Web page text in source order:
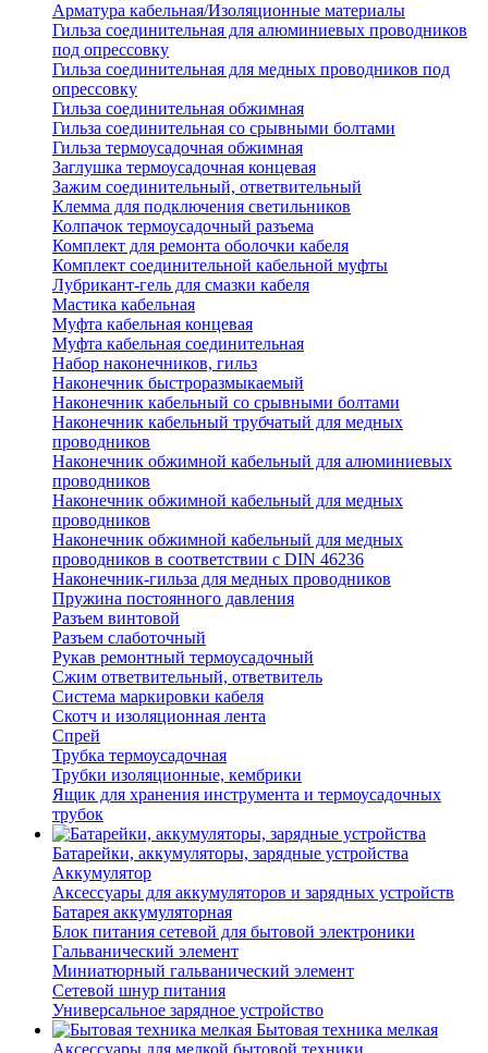
Арматура кабельная/Изоляционные материалы
Гильза соединительная для алюминиевых проводников
под опрессовку
Гильза соединительная для медных проводников под
опрессовку
Гильза соединительная обжимная
Гильза соединительная со срывными болтами
Гильза термоусадочная обжимная
Заглушка термоусадочная концевая
Зажим соединительный, ответвительный
Клемма для подключения светильников
Колпачок термоусадочный разъема
Комплект для ремонта оболочки кабеля
Комплект соединительной кабельной муфты
Лубрикант-гель для смазки кабеля
Мастика кабельная
Муфта кабельная концевая
Муфта кабельная соединительная
Набор наконечников, гильз
Наконечник быстроразмыкаемый
Наконечник кабельный со срывными болтами
Наконечник кабельный трубчатый для медных
проводников
Наконечник обжимной кабельный для алюминиевых
проводников
Наконечник обжимной кабельный для медных
проводников
Наконечник обжимной кабельный для медных
проводников в соответствии с DIN 46236
Наконечник-гильза для медных проводников
Пружина постоянного давления
Разъем винтовой
Разъем слаботочный
Рукав ремонтный термоусадочный
Сжим ответвительный, ответвитель
Система маркировки кабеля
Скотч и изоляционная лента
Спрей
Трубка термоусадочная
Трубки изоляционные, кембрики
Ящик для хранения инструмента и термоусадочных
трубок
Батарейки, аккумуляторы, зарядные устройства
Аккумулятор
Аксессуары для аккумуляторов и зарядных устройств
Батарея аккумуляторная
Блок питания сетевой для бытовой электроники
Гальванический элемент
Миниатюрный гальванический элемент
Сетевой шнур питания
Универсальное зарядное устройство
Бытовая техника мелкая
Аксессуары для мелкой бытовой техники